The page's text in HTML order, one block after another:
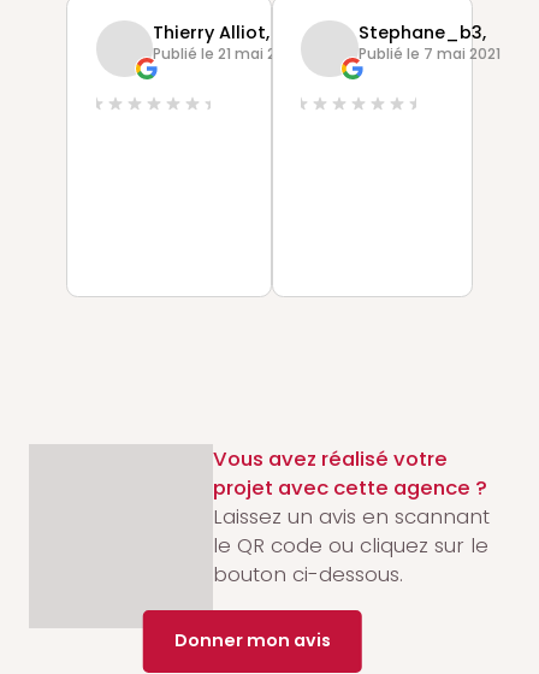
Thierry Alliot,
Publié le 21 mai 2021
Stephane_b3,
Publié le 7 mai 2021
Vous avez réalisé votre
projet avec cette agence ?
Laissez un avis en scannant
le QR code ou cliquez sur le
bouton ci-dessous.
Donner mon avis